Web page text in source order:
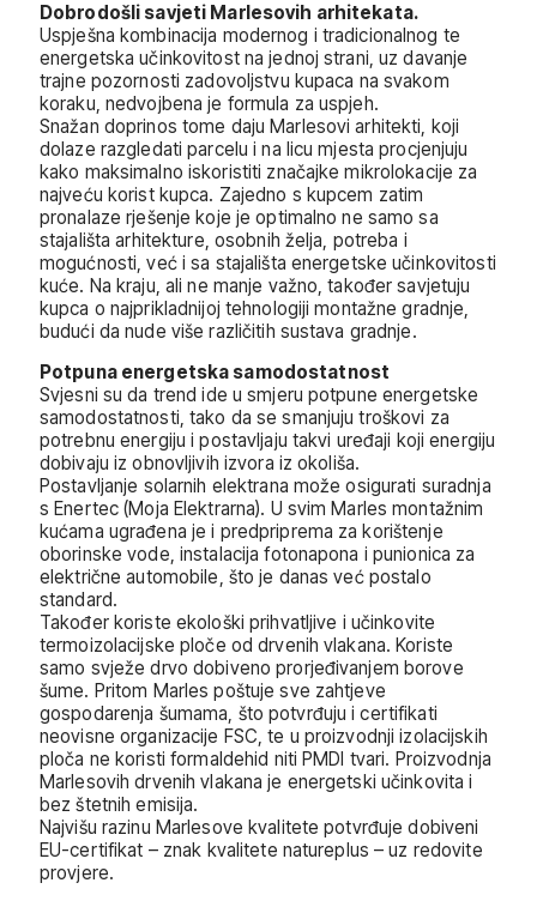
Dobrodošli savjeti Marlesovih arhitekata.
Uspješna kombinacija modernog i tradicionalnog te
energetska učinkovitost na jednoj strani, uz davanje
trajne pozornosti zadovoljstvu kupaca na svakom
koraku, nedvojbena je formula za uspjeh.
Snažan doprinos tome daju Marlesovi arhitekti, koji
dolaze razgledati parcelu i na licu mjesta procjenjuju
kako maksimalno iskoristiti značajke mikrolokacije za
najveću korist kupca. Zajedno s kupcem zatim
pronalaze rješenje koje je optimalno ne samo sa
stajališta arhitekture, osobnih želja, potreba i
mogućnosti, već i sa stajališta energetske učinkovitosti
kuće. Na kraju, ali ne manje važno, također savjetuju
kupca o najprikladnijoj tehnologiji montažne gradnje,
budući da nude više različitih sustava gradnje.
Potpuna energetska samodostatnost
Svjesni su da trend ide u smjeru potpune energetske
samodostatnosti, tako da se smanjuju troškovi za
potrebnu energiju i postavljaju takvi uređaji koji energiju
dobivaju iz obnovljivih izvora iz okoliša.
Postavljanje solarnih elektrana može osigurati suradnja
s Enertec (Moja Elektrarna). U svim Marles montažnim
kućama ugrađena je i predpriprema za korištenje
oborinske vode, instalacija fotonapona i punionica za
električne automobile, što je danas već postalo
standard.
Također koriste ekološki prihvatljive i učinkovite
termoizolacijske ploče od drvenih vlakana. Koriste
samo svježe drvo dobiveno prorjeđivanjem borove
šume. Pritom Marles poštuje sve zahtjeve
gospodarenja šumama, što potvrđuju i certifikati
neovisne organizacije FSC, te u proizvodnji izolacijskih
ploča ne koristi formaldehid niti PMDI tvari. Proizvodnja
Marlesovih drvenih vlakana je energetski učinkovita i
bez štetnih emisija.
Najvišu razinu Marlesove kvalitete potvrđuje dobiveni
EU-certifikat – znak kvalitete natureplus – uz redovite
provjere.